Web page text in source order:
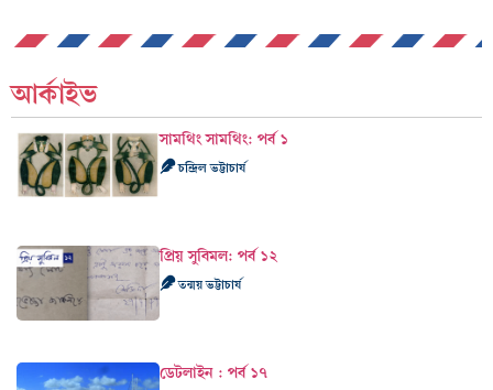
আর্কাইভ
সামথিং সামথিং: পর্ব ১
চন্দ্রিল ভট্টাচার্য
প্রিয় সুবিমল: পর্ব ১২
তন্ময় ভট্টাচার্য
ডেটলাইন : পর্ব ১৭